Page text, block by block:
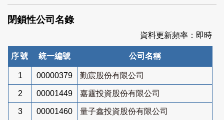
索
閉鎖性公司名錄
資料更新頻率：即時
序號 統一編號 公司名稱
1 00000379 勤宸股份有限公司
2 00001449 嘉霆投資股份有限公司
3 00001460 量子鑫投資股份有限公司